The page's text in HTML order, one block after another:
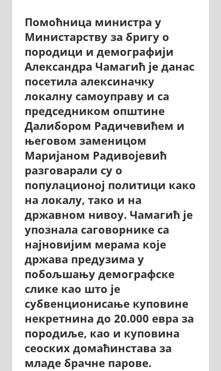
Помоћница министра у
Министарству за бригу о
породици и демографији
Александра Чамагић је данас
посетила алексиначку
локалну самоуправу и са
председником општине
Далибором Радичевићем и
његовом заменицом
Маријаном Радивојевић
разговарали су о
популационој политици како
на локалу, тако и на
државном нивоу. Чамагић је
упознала саговорнике са
најновијим мерама које
држава предузима у
побољшању демографске
слике као што је
субвенционисање куповине
некретнина до 20.000 евра за
породиље, као и куповина
сеоских домаћинстава за
младе брачне парове.